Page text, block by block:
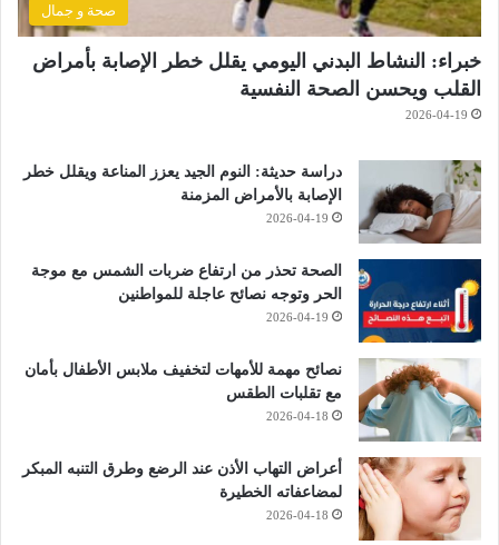
صحة و جمال
خبراء: النشاط البدني اليومي يقلل خطر الإصابة بأمراض
القلب ويحسن الصحة النفسية
2026-04-19
دراسة حديثة: النوم الجيد يعزز المناعة ويقلل خطر
الإصابة بالأمراض المزمنة
2026-04-19
الصحة تحذر من ارتفاع ضربات الشمس مع موجة
الحر وتوجه نصائح عاجلة للمواطنين
2026-04-19
نصائح مهمة للأمهات لتخفيف ملابس الأطفال بأمان
مع تقلبات الطقس
2026-04-18
أعراض التهاب الأذن عند الرضع وطرق التنبه المبكر
لمضاعفاته الخطيرة
2026-04-18